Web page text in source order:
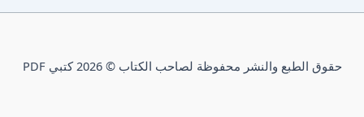
حقوق الطبع والنشر محفوظة لصاحب الكتاب © 2026 كتبي PDF